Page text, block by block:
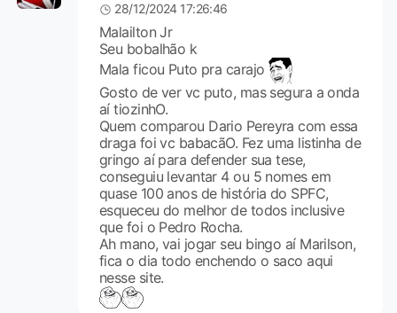
28/12/2024 17:26:46
Malailton Jr
Seu bobalhão k
Mala ficou Puto pra carajo
Gosto de ver vc puto, mas segura a onda
aí tiozinhO.
Quem comparou Dario Pereyra com essa
draga foi vc babacãO. Fez uma listinha de
gringo aí para defender sua tese,
conseguiu levantar 4 ou 5 nomes em
quase 100 anos de história do SPFC,
esqueceu do melhor de todos inclusive
que foi o Pedro Rocha.
Ah mano, vai jogar seu bingo aí Marilson,
fica o dia todo enchendo o saco aqui
nesse site.